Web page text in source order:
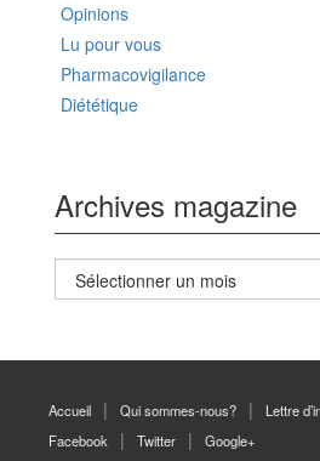
Opinions
Lu pour vous
Pharmacovigilance
Diététique
Archives magazine
Archives
magazine
Accueil Qui sommes-nous? Lettre
Facebook
Twitter Google+